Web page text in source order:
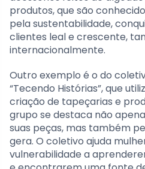
produtos, que são
pela sustentabilidade,
clientes leal e crescente,
internacionalmente.
Outro exemplo é o do
“Tecendo Histórias”, que
criação de tapeçarias e
grupo se destaca não
suas peças, mas também
gera. O coletivo ajuda
vulnerabilidade a